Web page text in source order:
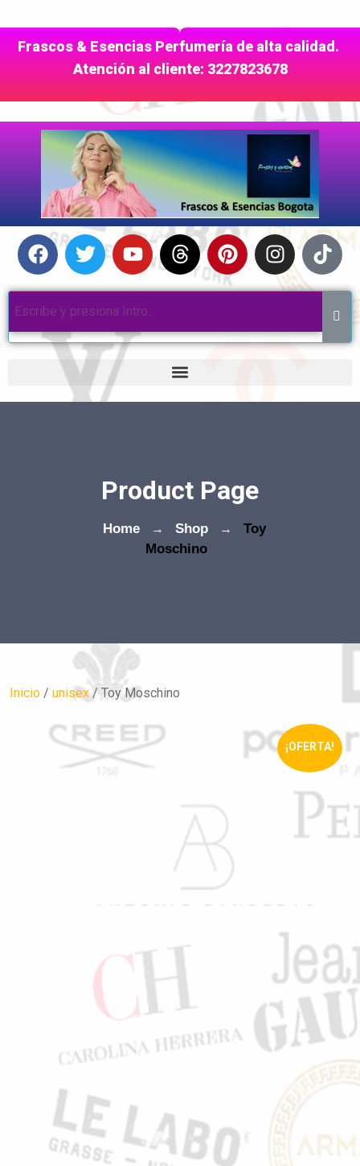
Frascos & Esencias Perfumería de alta calidad.
Atención al cliente: 3227823678
Product Page
Home → Shop →
Toy
Moschino
Inicio / unisex / Toy Moschino
¡OFERTA!